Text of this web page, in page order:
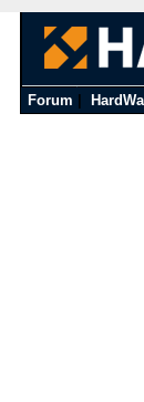
Forum